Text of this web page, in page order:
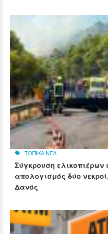
ΤΟΠΙΚΑ ΝΕΑ
Σύγκρουση ελικοπτέρων
απολογισμός δύο
Δανός